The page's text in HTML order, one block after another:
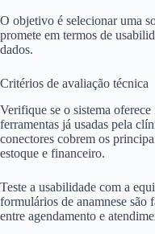
O objetivo é selecionar uma
promete em termos de
dados.
Critérios de avaliação técnica
Verifique se o sistema
ferramentas já usadas pela
conectores cobrem os
estoque e financeiro.
Teste a usabilidade com a
formulários de anamnese são
entre agendamento e